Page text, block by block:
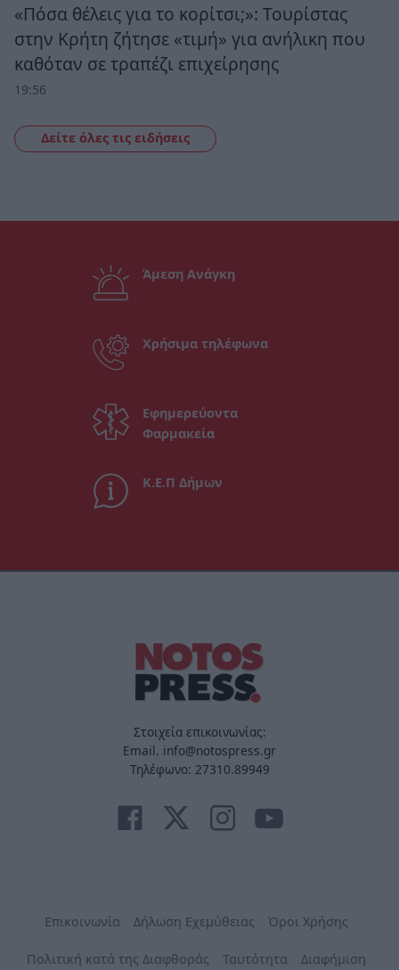
«Πόσα θέλεις για το κορίτσι;»: Τουρίστας
στην Κρήτη ζήτησε «τιμή» για ανήλικη που
καθόταν σε τραπέζι επιχείρησης
19:56
Δείτε όλες τις ειδήσεις
Άμεση Ανάγκη
Χρήσιμα τηλέφωνα
Εφημερεύοντα
Φαρμακεία
Κ.Ε.Π Δήμων
Στοιχεία επικοινωνίας:
Email. info@notospress.gr
Τηλέφωνο: 27310.89949
Επικοινωνία Δήλωση Εχεμύθειας Όροι Χρήσης
Πολιτική κατά της Διαφθοράς Ταυτότητα Διαφήμιση